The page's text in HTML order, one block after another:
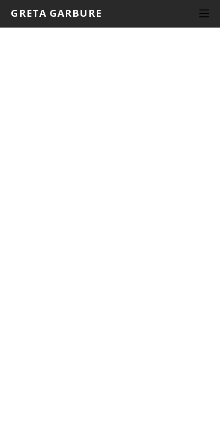
GRETA GARBURE